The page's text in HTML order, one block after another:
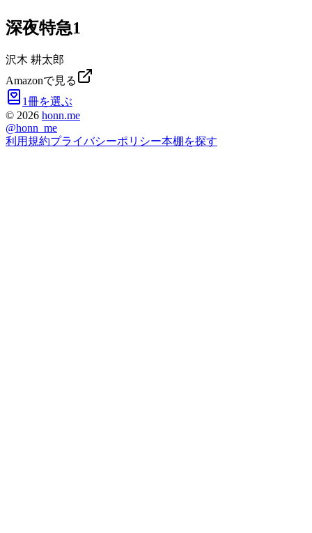
深夜特急1
沢木 耕太郎
Amazonで見る
1冊を選ぶ
© 2026 honn.me
@honn_me
利用規約プライバシーポリシー本棚を探す